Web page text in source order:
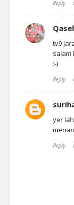
Reply
tv9
salam
:-)
Reply
yer
Reply